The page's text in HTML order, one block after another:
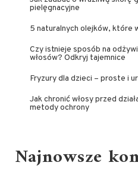
pielęgnacyjne
5 naturalnych olejków, które
Czy istnieje sposób na
włosów? Odkryj tajemnice
Fryzury dla dzieci – proste i
Jak chronić włosy przed
metody ochrony
Najnowsze